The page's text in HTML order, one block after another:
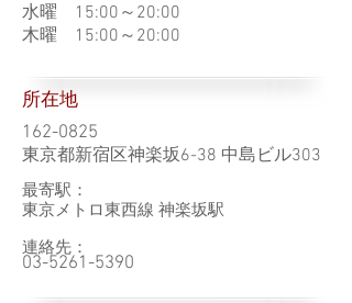
水曜 15:00～20:00
木曜 15:00～20:00
所在地
162-0825
東京都新宿区神楽坂6-38 中島ビル303
最寄駅：
東京メトロ東西線 神楽坂駅
連絡先：
03-5261-5390